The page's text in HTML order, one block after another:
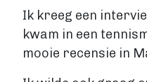
Ik kreeg een
kwam in een
mooie recensie in